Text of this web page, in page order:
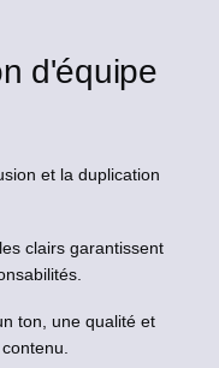
d'équipe
et la duplication
clairs garantissent
ton, une qualité et